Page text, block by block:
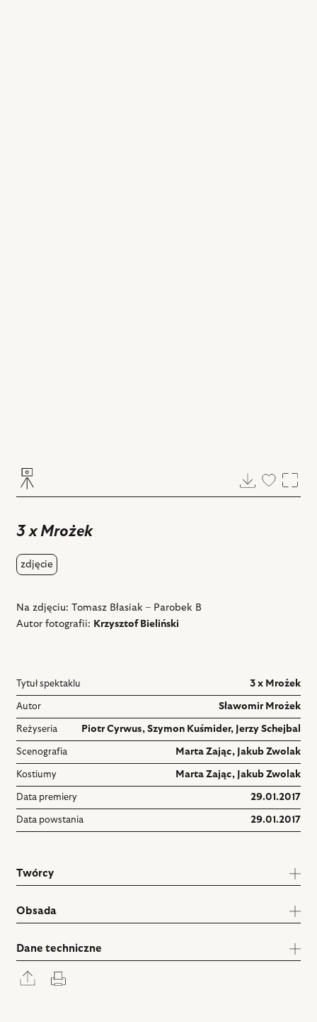
Pobierz
Dodaj
3 x Mrożek
zdjęcie
Na zdjęciu: Tomasz Błasiak – Parobek B
Autor fotografii: Krzysztof Bieliński
Tytuł spektaklu 3 x Mrożek
Autor Sławomir Mrożek
Reżyseria Piotr Cyrwus, Szymon Kuśmider, Jerzy Schejbal
Scenografia Marta Zając, Jakub Zwolak
Kostiumy Marta Zając, Jakub Zwolak
Data premiery 29.01.2017
Data powstania 29.01.2017
Twórcy
Obsada
Dane techniczne
Rozwiń
panel